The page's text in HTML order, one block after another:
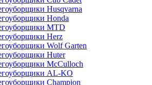
Husqvarna
Honda
MTD
Herz
Wolf Garten
Huter
McCulloch
AL-KO
Champion